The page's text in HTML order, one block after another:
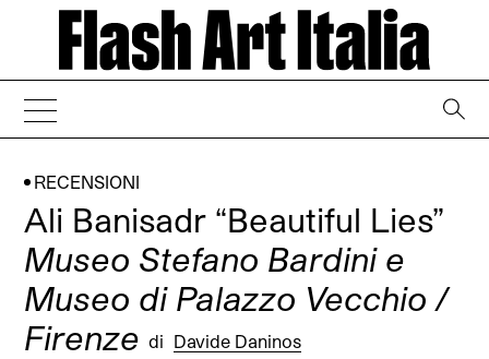
RECENSIONI
Ali Banisadr “Beautiful Lies”
Museo Stefano Bardini e
Museo di Palazzo Vecchio /
Firenze di Davide Daninos